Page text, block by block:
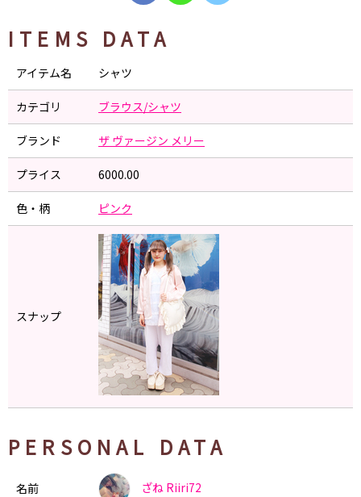
ITEMS DATA
アイテム名 シャツ
カテゴリ ブラウス/シャツ
ブランド ザ ヴァージン メリー
プライス 6000.00
色・柄 ピンク
スナップ
PERSONAL DATA
名前 ざね Riiri72